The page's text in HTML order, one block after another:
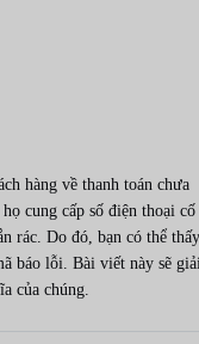
hàng về thanh toán chưa
cung cấp số điện thoại cố
rác. Do đó, bạn có thể thấy
báo lỗi. Bài viết này sẽ
của chúng.